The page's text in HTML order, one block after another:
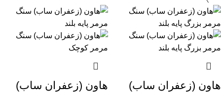
هاون (زعفران ساب)
هاون (زعفران ساب)